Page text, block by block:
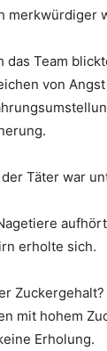
merkwürdiger
das Team
von
der Täter war
erholte sich.
mit hohem
Erholung.